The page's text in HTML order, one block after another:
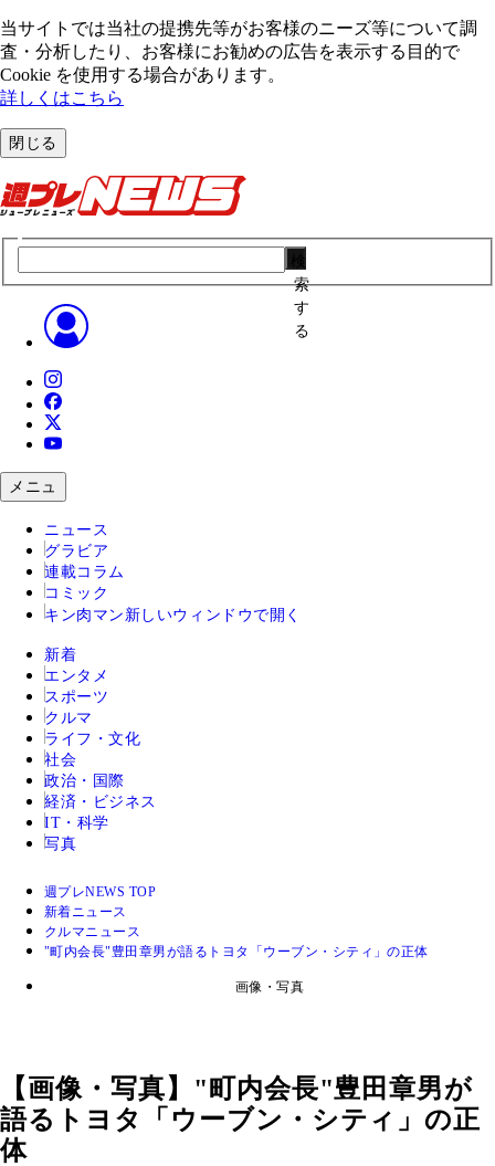
当サイトでは当社の提携先等がお客様のニーズ等について調
査・分析したり、お客様にお勧めの広告を表⽰する⽬的で
Cookie を使⽤する場合があります。
詳しくはこちら
閉じる
索
す
る
メニュ
ニュース
グラビア
連載コラム
コミック
キン肉マン 新しいウィンドウで開く
新着
エンタメ
スポーツ
クルマ
ライフ・文化
社会
政治・国際
経済・ビジネス
IT・科学
写真
週プレNEWS TOP
新着ニュース
クルマニュース
"町内会長"豊田章男が語るトヨタ「ウーブン・シティ」の正体
画像・写真
【画像・写真】"町内会長"豊田章男が
語るトヨタ「ウーブン・シティ」の正
体